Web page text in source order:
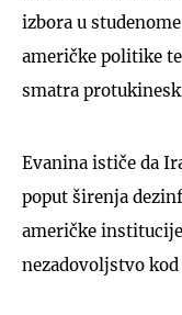
izbora u
američke politike
smatra
Evanina ističe da
poput širenja
američke
nezadovoljstvo